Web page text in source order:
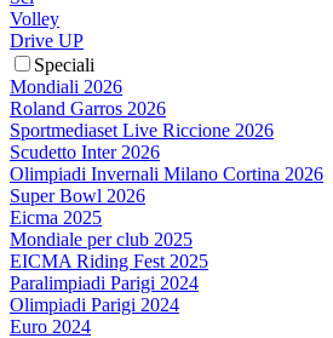
Volley
Drive UP
Speciali
Mondiali 2026
Roland Garros 2026
Sportmediaset Live Riccione 2026
Scudetto Inter 2026
Olimpiadi Invernali Milano Cortina 2026
Super Bowl 2026
Eicma 2025
Mondiale per club 2025
EICMA Riding Fest 2025
Paralimpiadi Parigi 2024
Olimpiadi Parigi 2024
Euro 2024